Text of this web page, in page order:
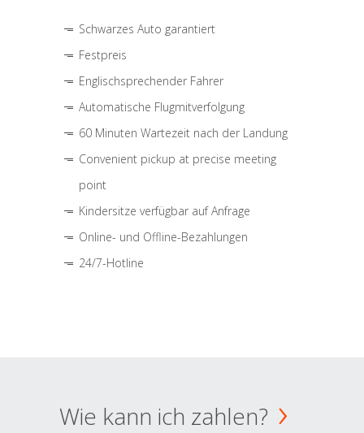
Schwarzes Auto garantiert
Festpreis
Englischsprechender Fahrer
Automatische Flugmitverfolgung
60 Minuten Wartezeit nach der Landung
Convenient pickup at precise meeting
point
Kindersitze verfügbar auf Anfrage
Online- und Offline-Bezahlungen
24/7-Hotline
Wie kann ich zahlen?